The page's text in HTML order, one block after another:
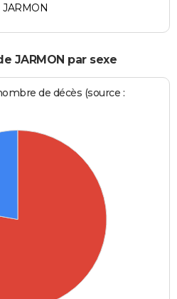
JARMON
JARMON par sexe
de décès (source :